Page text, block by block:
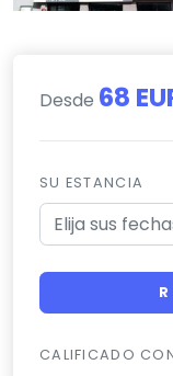
Desde 68
SU ESTANCIA
CALIFICADO